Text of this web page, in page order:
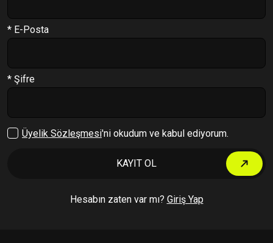
Takip Sistemi
PT Formu
* E-Posta
* Şifre
Üyelik Sözleşmesi'ni okudum ve kabul ediyorum.
KAYIT OL
Hesabın zaten var mı? Giriş Yap